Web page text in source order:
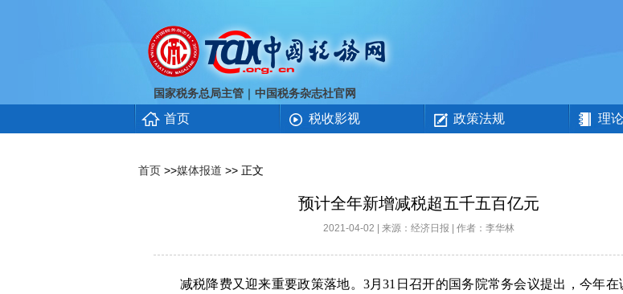
国家税务总局主管 ｜ 中国税务杂志社官网
首页 税收影视 政策法规 理
首页 >>媒体报道 >> 正文
预计全年新增减税超五千五百亿元
2021-04-02 | 来源：经济日报 | 作者：李华林
减税降费又迎来重要政策落地。 3月31 日召开的国务院常务会议提出，今年在